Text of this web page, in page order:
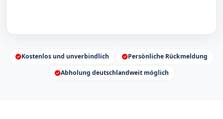
Kostenlos und unverbindlich
Persönliche Rückmeldung
Abholung deutschlandweit möglich